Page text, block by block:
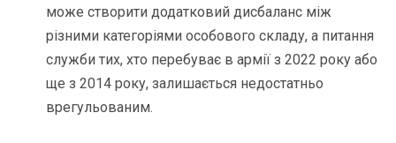
може створити додатковий дисбаланс між
різними категоріями особового складу, а питання
служби тих, хто перебуває в армії з 2022 року або
ще з 2014 року, залишається недостатньо
врегульованим.